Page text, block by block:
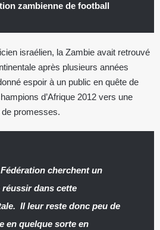
zambienne de football
israélien, la Zambie avait retrouvé
après plusieurs années
espoir à un public en quête de
d’Afrique 2012 vers une
de promesses.
cherchent un
dans cette
Il leur reste donc peu de
en quelque sorte en